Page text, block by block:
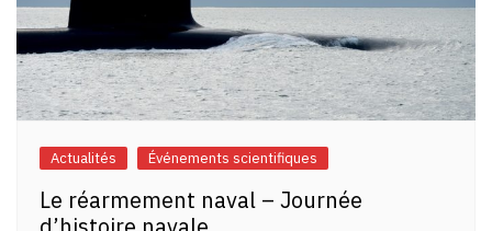
Actualités Événements scientifiques
Le réarmement naval – Journée